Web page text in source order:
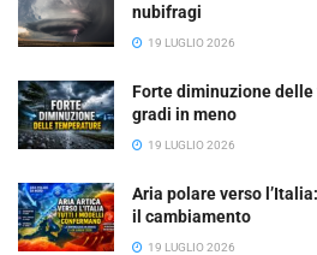
nubifragi
19 LUGLIO 2026
Forte diminuzione
gradi in meno
19 LUGLIO 2026
Aria polare verso
il cambiamento
19 LUGLIO 2026